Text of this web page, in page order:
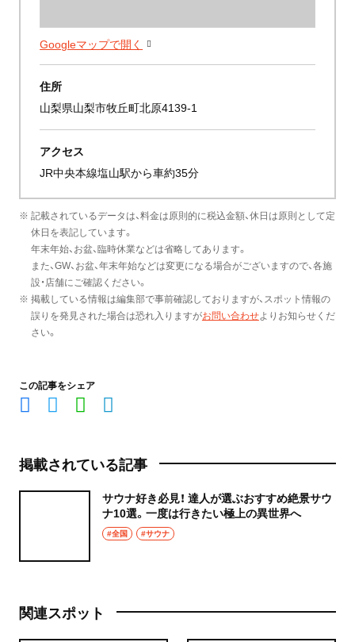
Googleマップで開く
住所
山梨県山梨市牧丘町北原4139-1
アクセス
JR中央本線塩山駅から車約35分
※ 記載されているデータは、料金は原則的に税込金額、休日は原則として定
休日を表記しています。
年末年始、お盆、臨時休業などは省略してあります。
また、GW、お盆、年末年始などは変更になる場合がございますので、各施
設・店舗にご確認ください。
※ 掲載している情報は編集部で事前確認しておりますが、スポット情報の
誤りを発見された場合は恐れ入りますがお問い合わせよりお知らせくだ
さい。
この記事をシェア
掲載されている記事
サウナ好き必見！ 達人が選ぶおすすめ絶景サウ
ナ10選。一度は行きたい極上の異世界へ
#全国 #サウナ
関連スポット